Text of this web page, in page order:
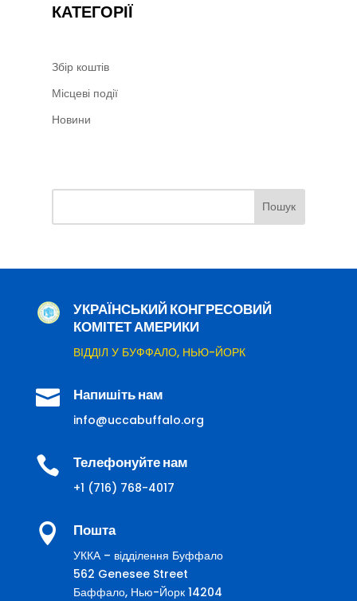
КАТЕГОРІЇ
Збір коштів
Місцеві події
Новини
УКРАЇНСЬКИЙ КОНГРЕСОВИЙ
КОМІТЕТ АМЕРИКИ
ВІДДІЛ У БУФФАЛО, НЬЮ-ЙОРК
 Напишіть нам
info@uccabuffalo.org
 Телефонуйте нам
+1 (716) 768-4017
 Пошта
УККА – відділення Буффало
562 Genesee Street
Баффало, Нью-Йорк 14204